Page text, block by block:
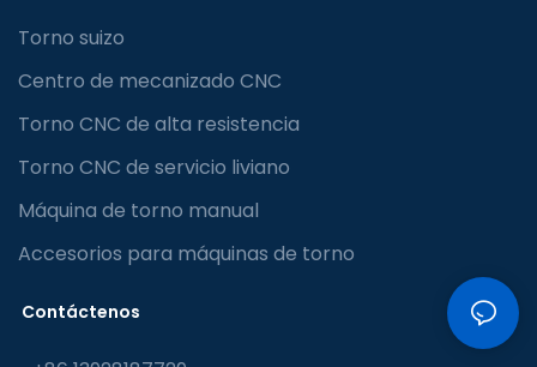
Torno suizo
Centro de mecanizado CNC
Torno CNC de alta resistencia
Torno CNC de servicio liviano
Máquina de torno manual
Accesorios para máquinas de torno
Contáctenos